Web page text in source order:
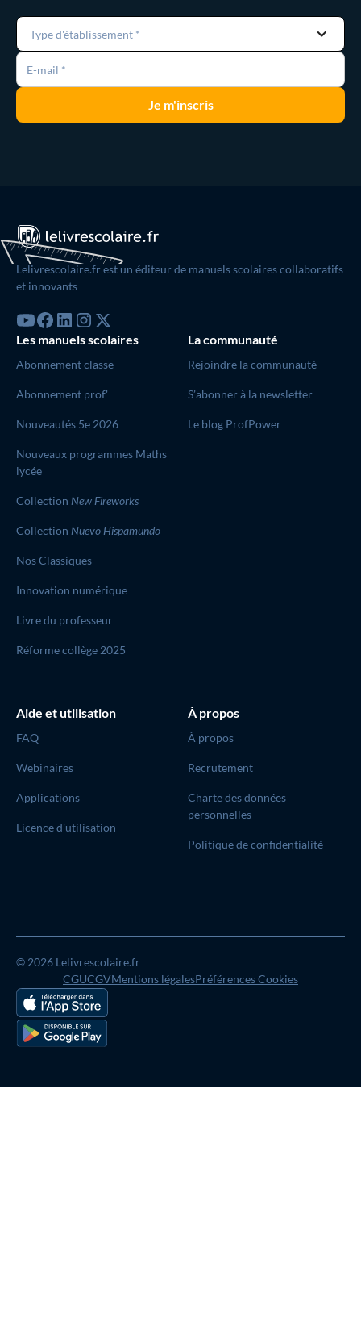
Type d'établissement *
Lelivrescolaire.fr est un éditeur de manuels scolaires collaboratifs
et innovants
Les manuels scolaires
Abonnement classe
Abonnement prof'
Nouveautés 5e 2026
Nouveaux programmes Maths
lycée
Collection New Fireworks
Collection Nuevo Hispamundo
Nos Classiques
Innovation numérique
Livre du professeur
Réforme collège 2025
La communauté
Rejoindre la communauté
S’abonner à la newsletter
Le blog ProfPower
Aide et utilisation
FAQ
Webinaires
Applications
Licence d'utilisation
À propos
À propos
Recrutement
Charte des données
personnelles
Politique de confidentialité
© 2026 Lelivrescolaire.fr
CGUCGVMentions légalesPréférences Cookies